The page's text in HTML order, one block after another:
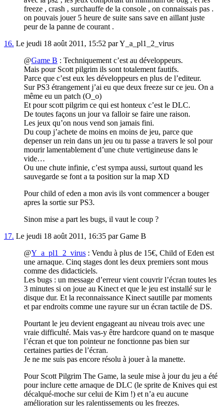
freeze , crash , surchauffe de la console , on connaissais pas .
on pouvais jouer 5 heure de suite sans save en aillant juste
peur de la panne de courant .
16. Le jeudi 18 août 2011, 15:52 par Y_a_pl1_2_virus
@Game B : Techniquement c’est au développeurs.
Mais pour Scott pilgrim ils sont totalement fautifs.
Parce que c’est eux les développeurs en plus de l’editeur.
Sur PS3 étrangement j’ai eu que deux freeze sur ce jeu. On a
même eu un patch (O_o)
Et pour scott pilgrim ce qui est honteux c’est le DLC.
De toutes façons un jour va falloir se faire une raison.
Les jeux qu’on nous vend son jamais fini.
Du coup j’achete de moins en moins de jeu, parce que
depenser un rein dans un jeu ou tu passe a travers le sol pour
mourir lamentablement d’une chute vertigineuse dans le
vide…
Ou une chute infinie, c’est sympa aussi, surtout quand les
sauvegarde se font a ta position sur la map XD
Pour child of eden a mon avis ils vont commencer a bouger
apres la sortie sur PS3.
Sinon mise a part les bugs, il vaut le coup ?
17. Le jeudi 18 août 2011, 16:35 par Game B
@Y_a_pl1_2_virus : Vendu à plus de 15€, Child of Eden est
une arnaque. Cinq stages dont les deux premiers sont mous
comme des didacticiels.
Les bugs : un message d’erreur vient couvrir l’écran toutes les
3 minutes si on joue au Kinect et que le jeu est installé sur le
disque dur. Et la reconnaissance Kinect sautille par moments
et par endroits comme une rayure sur un écran tactile de DS.
Pourtant le jeu devient engageant au niveau trois avec une
vraie difficulté. Mais vas-y être hardcore quand on te masque
l’écran et que ton pointeur ne fonctionne pas bien sur
certaines parties de l’écran.
Je ne me suis pas encore résolu à jouer à la manette.
Pour Scott Pilgrim The Game, la seule mise à jour du jeu a été
pour inclure cette arnaque de DLC (le sprite de Knives qui est
décalqué-moche sur celui de Kim !) et n’a eu aucune
amélioration sur les ralentissements ou les freezes.